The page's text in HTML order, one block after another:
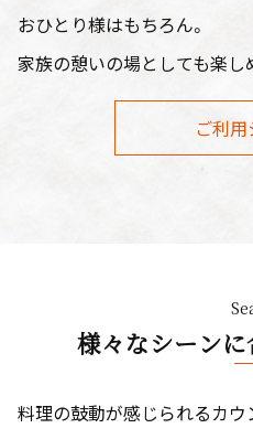
おひとり様はもちろん。
家族の憩いの場としても楽し
ご利用
様々なシーン
料理の鼓動が感じられるカウ